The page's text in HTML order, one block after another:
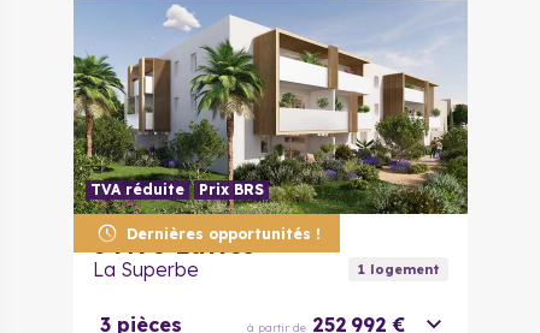
Dernières opportunités !
TVA réduite Prix BRS
34970 Lattes
La Superbe 1logement
3 pièces à partir de 252 992 €